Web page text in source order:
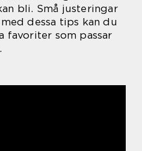
bli. Små justeringar
dessa tips kan du
favoriter som passar